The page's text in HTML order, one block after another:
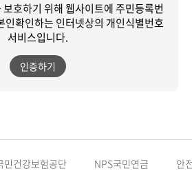
호하기 위해 웹사이트에 주민등록번
인확인하는 인터넷상의 개인식별번호
서비스입니다.
인증하기
민건강보험공단 NPS국민연금 안